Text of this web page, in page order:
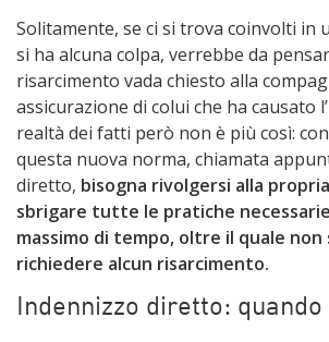
Solitamente, se ci si trova coinvolti in
si ha alcuna colpa, verrebbe da
risarcimento vada chiesto alla
assicurazione di colui che ha causato
realtà dei fatti però non è più così:
questa nuova norma, chiamata
diretto, bisogna rivolgersi alla
sbrigare tutte le pratiche
massimo di tempo, oltre il quale non
richiedere alcun risarcimento.
Indennizzo diretto: